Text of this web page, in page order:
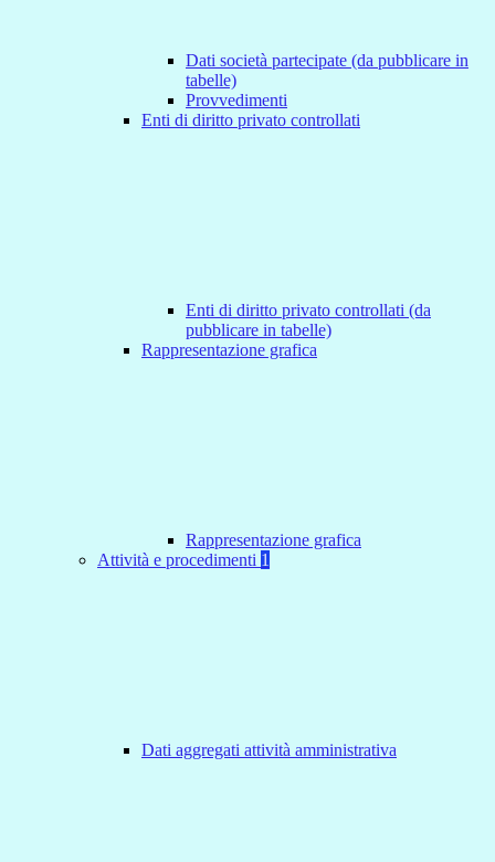
Dati società partecipate (da pubblicare in
tabelle)
Provvedimenti
Enti di diritto privato controllati
Enti di diritto privato controllati (da
pubblicare in tabelle)
Rappresentazione grafica
Rappresentazione grafica
Attività e procedimenti 1
Dati aggregati attività amministrativa